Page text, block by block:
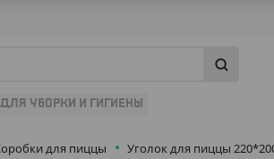
ДЛЯ УБОРКИ И ГИГИЕНЫ
для пиццы Уголок для пиццы